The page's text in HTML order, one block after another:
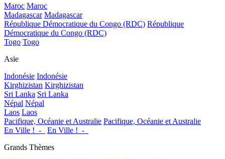
Maroc Maroc
Madagascar Madagascar
République Démocratique du Congo (RDC) République
Démocratique du Congo (RDC)
Togo Togo
Asie
Indonésie Indonésie
Kirghizistan Kirghizistan
Sri Lanka Sri Lanka
Népal Népal
Laos Laos
Pacifique, Océanie et Australie Pacifique, Océanie et Australie
En Ville !_-_
En Ville !_-_
Grands Thèmes